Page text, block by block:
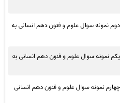
نمونه سوال علوم و فنون دهم انسانی به
نمونه سوال علوم و فنون دهم انسانی به
نمونه سوال علوم و فنون دهم انسانی